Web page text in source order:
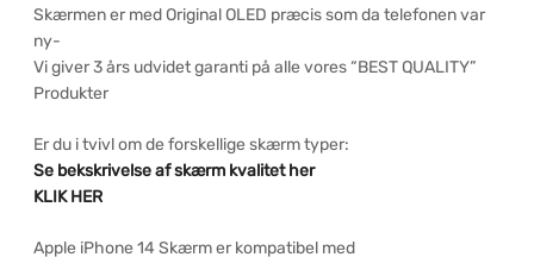
Skærmen er med Original OLED præcis som da telefonen var
ny-
Vi giver 3 års udvidet garanti på alle vores “BEST QUALITY”
Produkter
Er du i tvivl om de forskellige skærm typer:
Se bekskrivelse af skærm kvalitet her
KLIK HER
Apple iPhone 14 Skærm er kompatibel med